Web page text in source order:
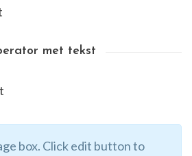
met tekst
box. Click edit button to